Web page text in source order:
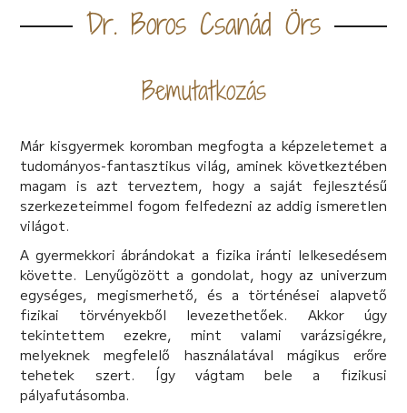
Dr. Boros Csanád Örs
Bemutatkozás
Már kisgyermek koromban megfogta a képzeletemet a
tudományos-fantasztikus világ, aminek következtében
magam is azt terveztem, hogy a saját fejlesztésű
szerkezeteimmel fogom felfedezni az addig ismeretlen
világot.
A gyermekkori ábrándokat a fizika iránti lelkesedésem
követte. Lenyűgözött a gondolat, hogy az univerzum
egységes, megismerhető, és a történései alapvető
fizikai törvényekből levezethetőek. Akkor úgy
tekintettem ezekre, mint valami varázsigékre,
melyeknek megfelelő használatával mágikus erőre
tehetek szert. Így vágtam bele a fizikusi
pályafutásomba.